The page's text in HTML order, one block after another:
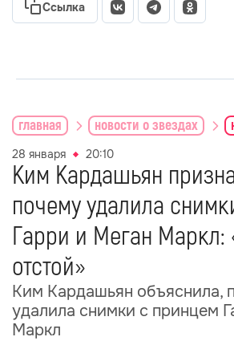
Ссылка
главная новости о звездах
28 января 20:10
Ким Кардашьян
почему удалила
Гарри и Меган Маркл:
отстой»
Ким Кардашьян объяснила,
удалила снимки с принцем
Маркл